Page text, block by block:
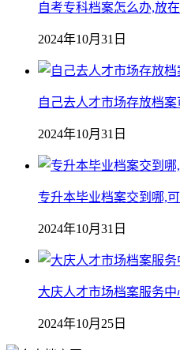
自考专科档案怎么办,放
2024年10月31日
自己去人才市场存放档案
2024年10月31日
专升本毕业档案交到哪,
2024年10月31日
大庆人才市场档案服务
2024年10月25日